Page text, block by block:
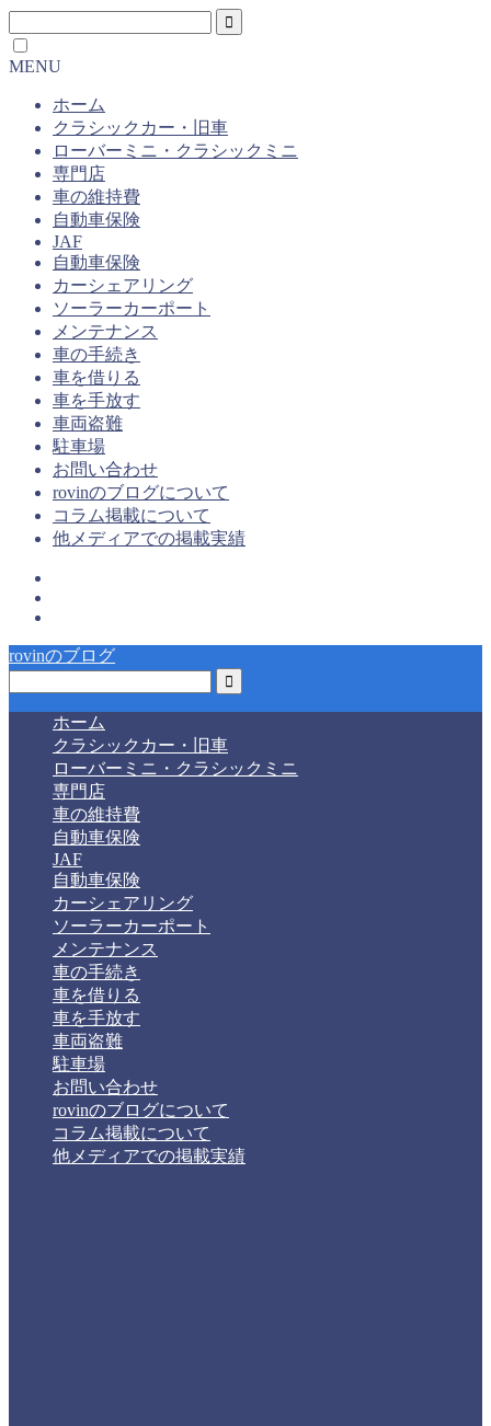
MENU
ホーム
クラシックカー・旧車
ローバーミニ・クラシックミニ
専門店
車の維持費
自動車保険
JAF
自動車保険
カーシェアリング
ソーラーカーポート
メンテナンス
車の手続き
車を借りる
車を手放す
車両盗難
駐車場
お問い合わせ
rovinのブログについて
コラム掲載について
他メディアでの掲載実績
rovinのブログ
ホーム
クラシックカー・旧車
ローバーミニ・クラシックミニ
専門店
車の維持費
自動車保険
JAF
自動車保険
カーシェアリング
ソーラーカーポート
メンテナンス
車の手続き
車を借りる
車を手放す
車両盗難
駐車場
お問い合わせ
rovinのブログについて
コラム掲載について
他メディアでの掲載実績